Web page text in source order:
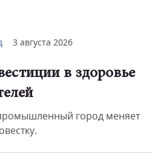
3 августа 2026
в здоровье
город меняет